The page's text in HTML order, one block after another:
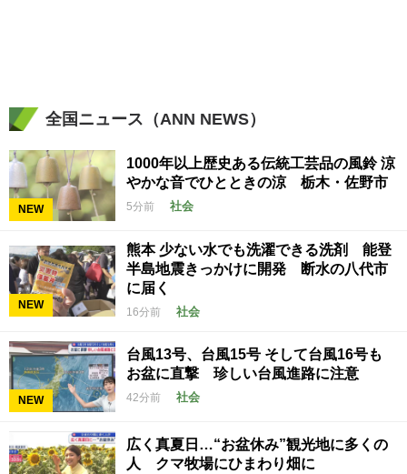
全国ニュース（ANN NEWS）
NEW
1000年以上歴史ある伝統工芸品の風鈴 涼
やかな音でひとときの涼 栃木・佐野市
5分前 社会
NEW
熊本 少ない水でも洗濯できる洗剤 能登
半島地震きっかけに開発 断水の八代市
に届く
16分前 社会
NEW
台風13号、台風15号 そして台風16号も
お盆に直撃 珍しい台風進路に注意
42分前 社会
広く真夏日…“お盆休み”観光地に多くの
人 クマ牧場にひまわり畑に